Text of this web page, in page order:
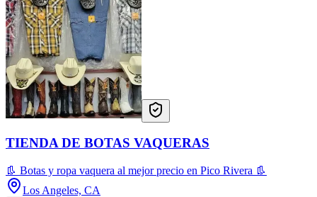
TIENDA DE BOTAS VAQUERAS
👢 Botas y ropa vaquera al mejor precio en Pico Rivera 👢
Los Angeles, CA